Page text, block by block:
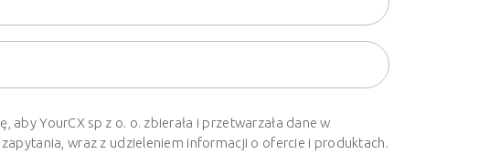
aby YourCX sp z o. o. zbierała i przetwarzała dane w
wraz z udzieleniem informacji o ofercie i produktach.